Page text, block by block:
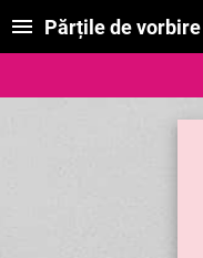
Părțile de vorbire